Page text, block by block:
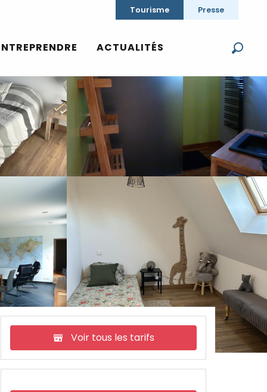
Tourisme Presse
ACTUALITÉS
Voir tous les tarifs